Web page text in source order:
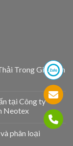
Trong Gia Đình
tại Công ty
Neotex
phân loại